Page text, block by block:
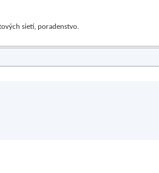
sietí, poradenstvo.